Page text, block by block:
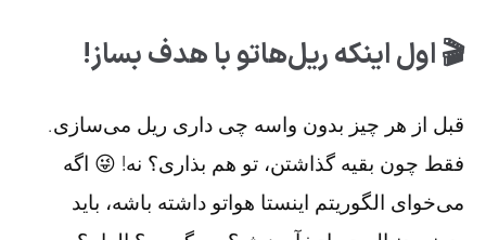
🎬 اول اینکه ریل‌هاتو با هدف بساز!
قبل از هر چیز بدون واسه چی داری ریل می‌سازی.
فقط چون بقیه گذاشتن، تو هم بذاری؟ نه! 😜 اگه
می‌خوای الگوریتم اینستا هواتو داشته باشه، باید